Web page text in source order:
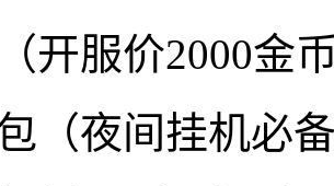
开服价2000金
（夜间挂机必